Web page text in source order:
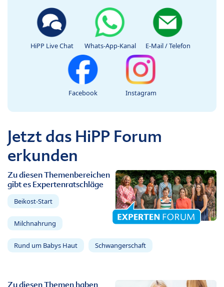
HiPP Live Chat Whats-App-Kanal E-Mail / Telefon
Facebook Instagram
Jetzt das HiPP Forum
erkunden
Zu diesen Themenbereichen
gibt es Expertenratschläge
Beikost-Start
Milchnahrung
Rund um Babys Haut Schwangerschaft
Zu diesen Themen haben